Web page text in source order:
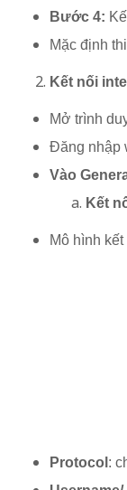
Bước 4:
Mặc định
Kết nối
Mở trình
Đăng nhập
Vào
Kết
Mô hình
Protocol :